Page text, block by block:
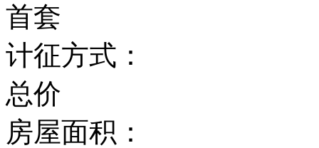
首套
计征方式：
总价
房屋面积：